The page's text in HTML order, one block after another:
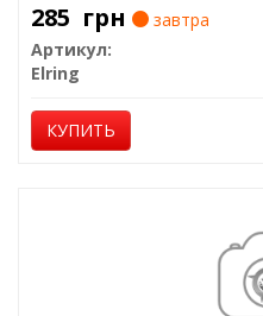
285 грн
завтра
Артикул:
Elring
КУПИТЬ